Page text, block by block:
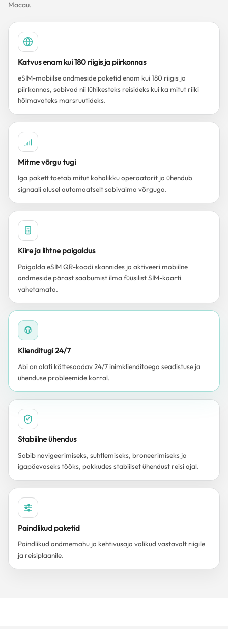
Macau.
Katvus enam kui 180 riigis ja piirkonnas
eSIM-mobiilse andmeside paketid enam kui 180 riigis ja
piirkonnas, sobivad nii lühikesteks reisideks kui ka mitut riiki
hõlmavateks marsruutideks.
Mitme võrgu tugi
Iga pakett toetab mitut kohalikku operaatorit ja ühendub
signaali alusel automaatselt sobivaima võrguga.
Kiire ja lihtne paigaldus
Paigalda eSIM QR-koodi skannides ja aktiveeri mobiilne
andmeside pärast saabumist ilma füüsilist SIM-kaarti
vahetamata.
Klienditugi 24/7
Abi on alati kättesaadav 24/7 inimklienditoega seadistuse ja
ühenduse probleemide korral.
Stabiilne ühendus
Sobib navigeerimiseks, suhtlemiseks, broneerimiseks ja
igapäevaseks tööks, pakkudes stabiilset ühendust reisi ajal.
Paindlikud paketid
Paindlikud andmemahu ja kehtivusaja valikud vastavalt riigile
ja reisiplaanile.